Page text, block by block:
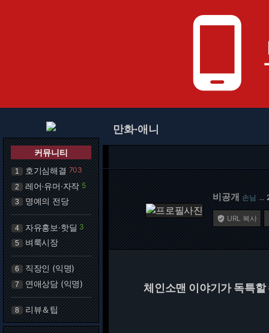
phone_android
커뮤니티
1 호기심해결 703
2 레어·유머·자작 5
3 명예의 전당
4 자유홍보·핫딜 3
5 벼룩시장
6 직장인 (익명)
7 연애상담 (익명)
8 리뷰＆팁
만화·애니
비공개 손님 …
 URL 복사
체인소맨 이야기가 독특할